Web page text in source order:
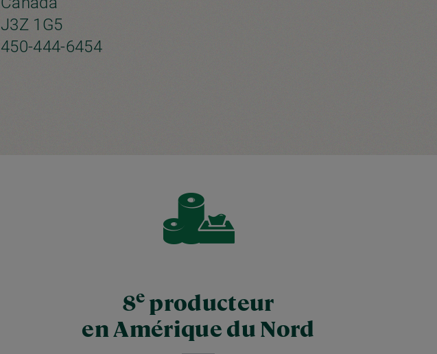
J3Z 1G5
450-444-6454
8e producteur
en Amérique du Nord